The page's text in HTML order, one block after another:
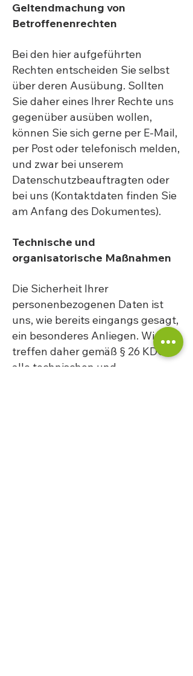
Geltendmachung von
Betroffenenrechten
Bei den hier aufgeführten
Rechten entscheiden Sie selbst
über deren Ausübung. Sollten
Sie daher eines Ihrer Rechte uns
gegenüber ausüben wollen,
können Sie sich gerne per E-Mail,
per Post oder telefonisch melden,
und zwar bei unserem
Datenschutzbeauftragten oder
bei uns (Kontaktdaten finden Sie
am Anfang des Dokumentes).
Technische und
organisatorische Maßnahmen
Die Sicherheit Ihrer
personenbezogenen Daten ist
uns, wie bereits eingangs gesagt,
ein besonderes Anliegen. Wir
treffen daher gemäß § 26 KDG
alle technischen und